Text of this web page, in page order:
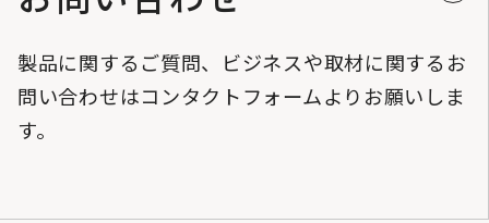
製品に関するご質問、ビジネスや取材に関するお
問い合わせはコンタクトフォームよりお願いしま
す。